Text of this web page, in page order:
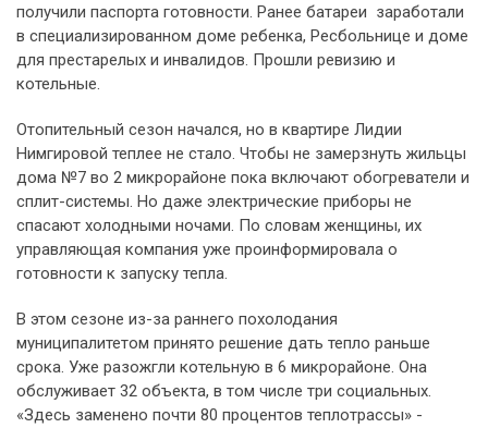
получили паспорта готовности. Ранее батареи заработали
в специализированном доме ребенка, Ресбольнице и доме
для престарелых и инвалидов. Прошли ревизию и
котельные.
Отопительный сезон начался, но в квартире Лидии
Нимгировой теплее не стало. Чтобы не замерзнуть жильцы
дома №7 во 2 микрорайоне пока включают обогреватели и
сплит-системы. Но даже электрические приборы не
спасают холодными ночами. По словам женщины, их
управляющая компания уже проинформировала о
готовности к запуску тепла.
В этом сезоне из-за раннего похолодания
муниципалитетом принято решение дать тепло раньше
срока. Уже разожгли котельную в 6 микрорайоне. Она
обслуживает 32 объекта, в том числе три социальных.
«Здесь заменено почти 80 процентов теплотрассы» -